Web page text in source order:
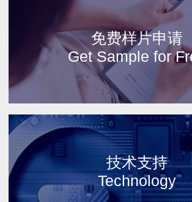
免费样片申请
Get Sample for
技术支持
Technology